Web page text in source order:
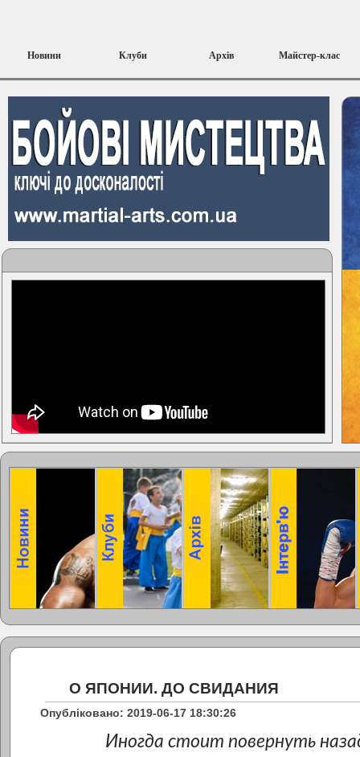
Новини Клуби Архів Майстер-клас
О ЯПОНИИ. ДО СВИДАНИЯ
Опубліковано: 2019-06-17 18:30:26
Иногда стоит повернуть